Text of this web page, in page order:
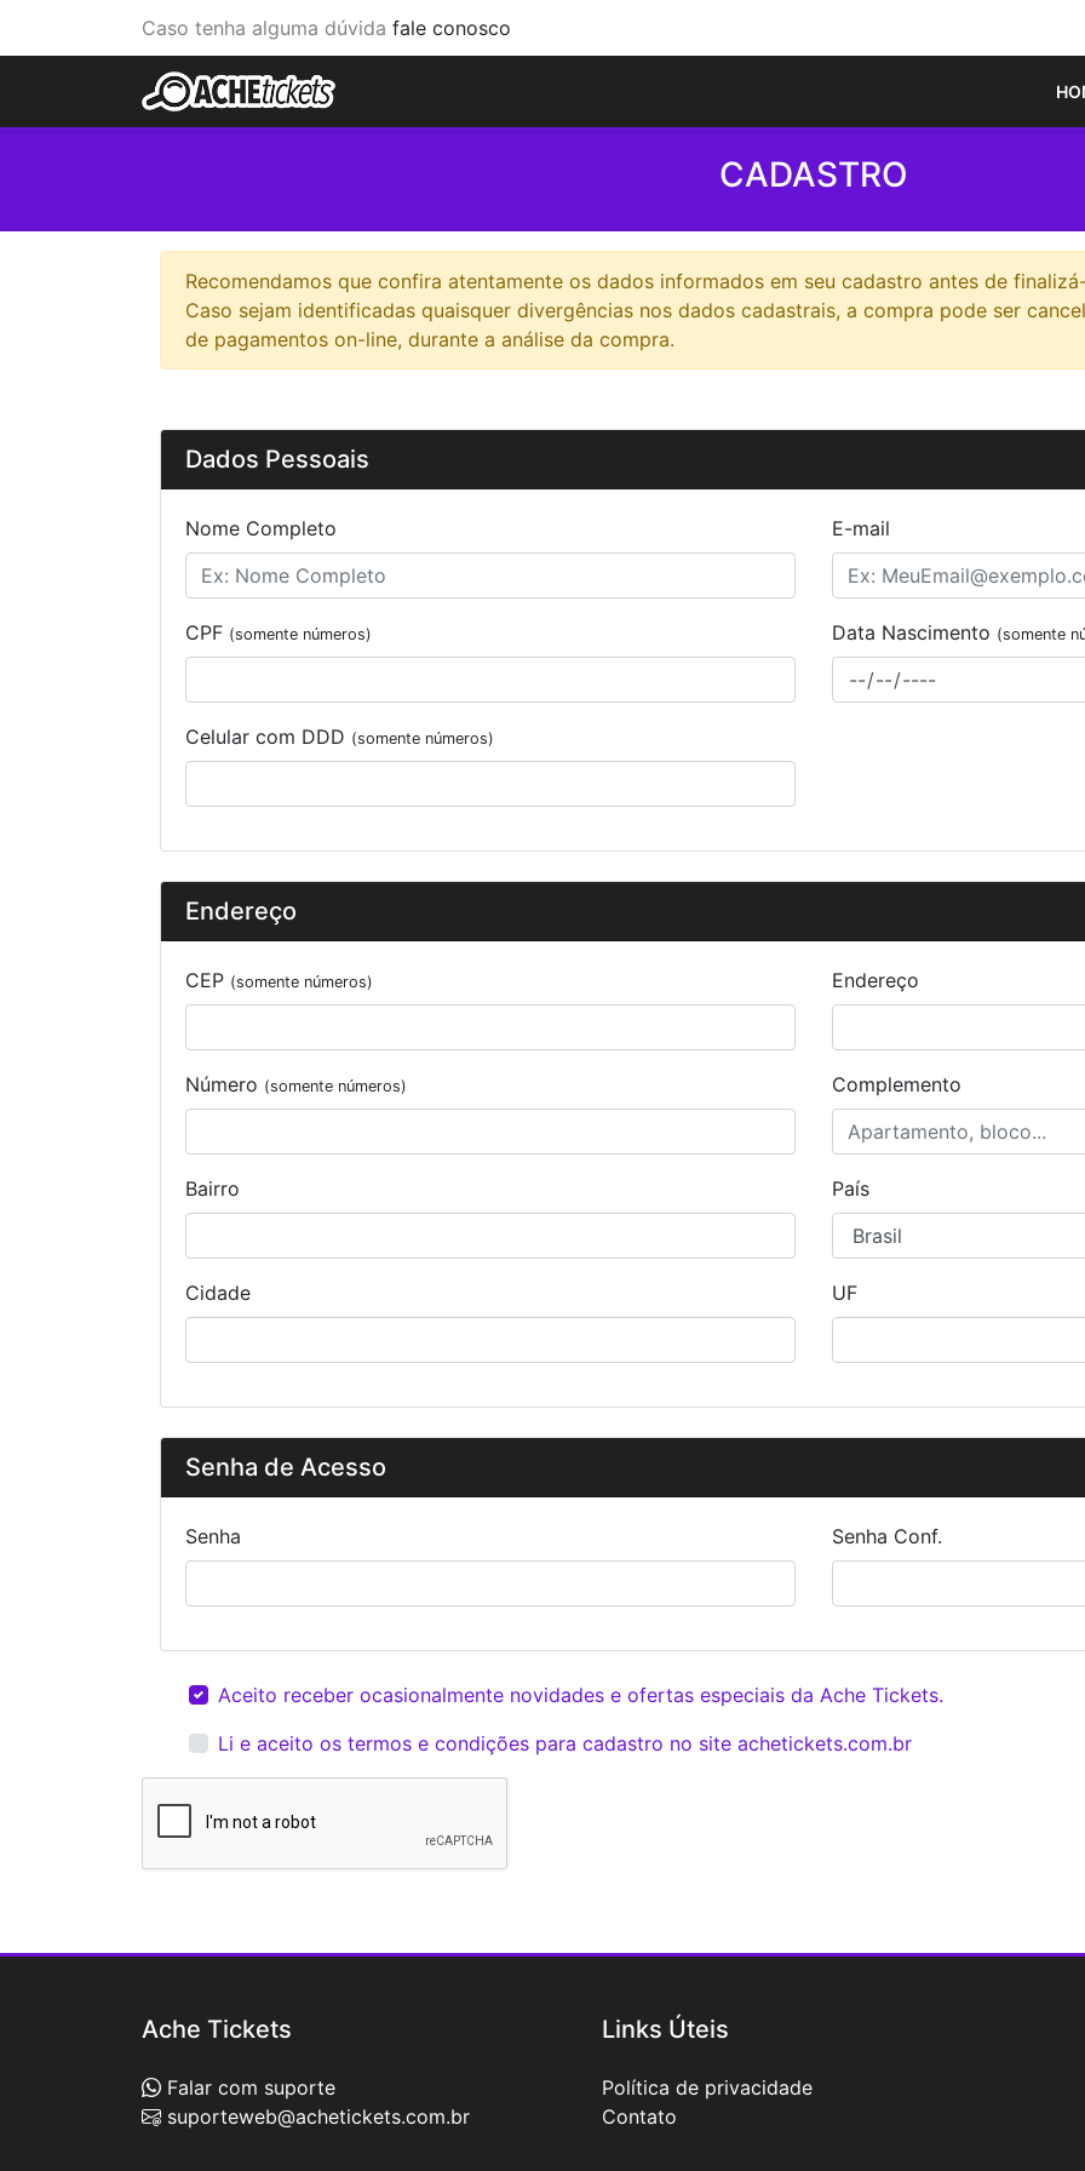
Caso tenha alguma dúvida fale conosco
CADASTRO
Recomendamos que confira atentamente os dados informados em seu cadastro antes de
Caso sejam identificadas quaisquer divergências nos dados cadastrais, a compra pode ser
de pagamentos on-line, durante a análise da compra.
Dados Pessoais
Nome Completo E-mail
CPF (somente números) Data Nascimento (somente
Celular com DDD (somente números)
Endereço
CEP (somente números) Endereço
Número (somente números) Complemento
Bairro País
Cidade UF
Senha de Acesso
Senha Senha Conf.
Aceito receber ocasionalmente novidades e ofertas especiais da Ache Tickets.
Li e aceito os termos e condições para cadastro no site achetickets.com.br
Ache Tickets
Falar com suporte
suporteweb@achetickets.com.br
Links Úteis
Política de privacidade
Contato